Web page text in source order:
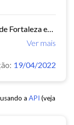
Ver mais
19/04/2022
a API (veja